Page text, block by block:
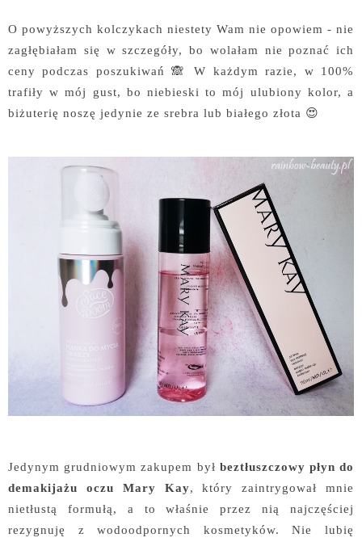
O powyższych kolczykach niestety Wam nie opowiem - nie
zagłębiałam się w szczegóły, bo wolałam nie poznać ich
ceny podczas poszukiwań 🙈 W każdym razie, w 100%
trafiły w mój gust, bo niebieski to mój ulubiony kolor, a
biżuterię noszę jedynie ze srebra lub białego złota 😍
Jedynym grudniowym zakupem był beztłuszczowy płyn do
demakijażu oczu Mary Kay, który zaintrygował mnie
nietłustą formułą, a to właśnie przez nią najczęściej
rezygnuję z wodoodpornych kosmetyków. Nie lubię